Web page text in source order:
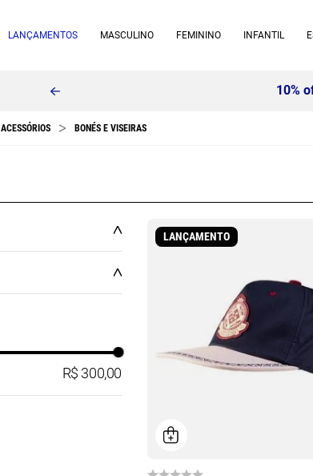
LANÇAMENTOS MASCULINO FEMININO INFANTIL
10% off
ACESSÓRIOS BONÉS E VISEIRAS
R$ 300,00
LANÇAMENTO